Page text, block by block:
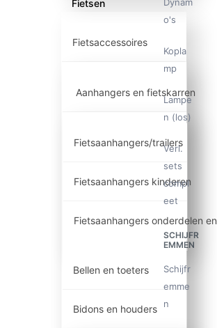
Fietsen
Fietsaccessoires
Aanhangers en fietskarren
Fietsaanhangers/trailers
Fietsaanhangers kinderen
Fietsaanhangers onderdelen
Bellen en toeters
Bidons en houders
o's
Kopla
mp
Lampe
n (los)
Verl.
sets
compl
eet
SCHIJFR
EMMEN
Schijfr
emme
n